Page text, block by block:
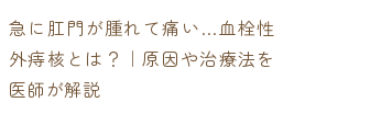
急に肛門が腫れて痛い…血栓性
外痔核とは？｜原因や治療法を
医師が解説